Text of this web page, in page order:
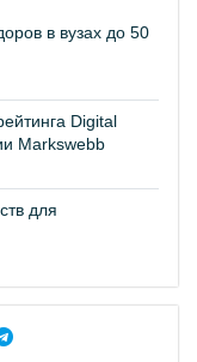
в вузах до 50
Digital
Markswebb
для